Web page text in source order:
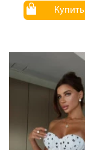
Купить